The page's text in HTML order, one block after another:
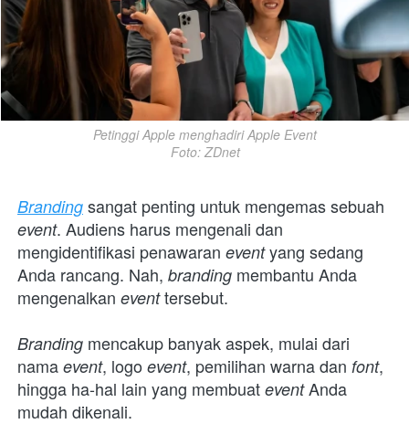
Petinggi Apple menghadiri Apple Event
Foto: ZDnet
Branding
event. Audiens harus mengenali dan
mengidentifikasi penawaran event yang sedang
Anda rancang. Nah, branding membantu Anda
mengenalkan event tersebut.
Branding mencakup banyak aspek, mulai dari
nama event, logo event, pemilihan warna dan font,
hingga ha-hal lain yang membuat event Anda
mudah dikenali.